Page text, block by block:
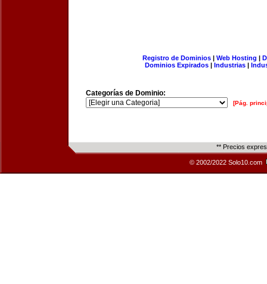
Registro de Dominios| Web Hosting |
Dominios Expirados | Industrias |
Categorías de Dominio:
[Pág.
** Precios
© 2002/2022 Solo10.com